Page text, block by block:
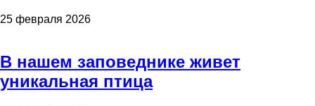
25 февраля 2026
В нашем заповеднике живет
уникальная птица